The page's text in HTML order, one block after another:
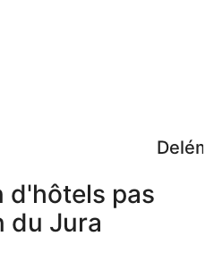
d'hôtels pas
du Jura